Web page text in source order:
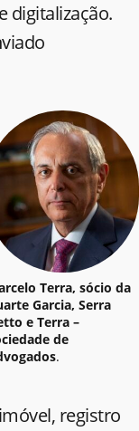
digitalização.
Terra, sócio da
Garcia, Serra
e Terra –
de
.
registro